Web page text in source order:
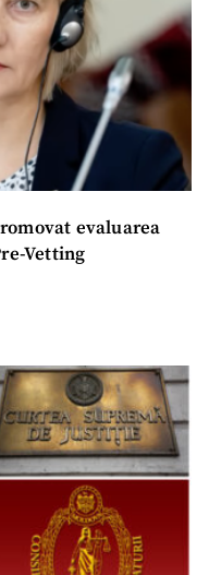
evaluarea
Vetting